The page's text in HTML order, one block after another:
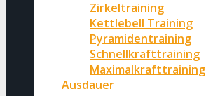
Zirkeltraining
Kettlebell Training
Pyramidentraining
Schnellkrafttraining
Maximalkrafttraining
Ausdauer